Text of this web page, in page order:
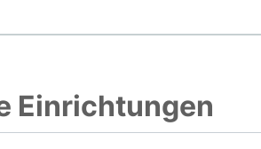
Einrichtungen